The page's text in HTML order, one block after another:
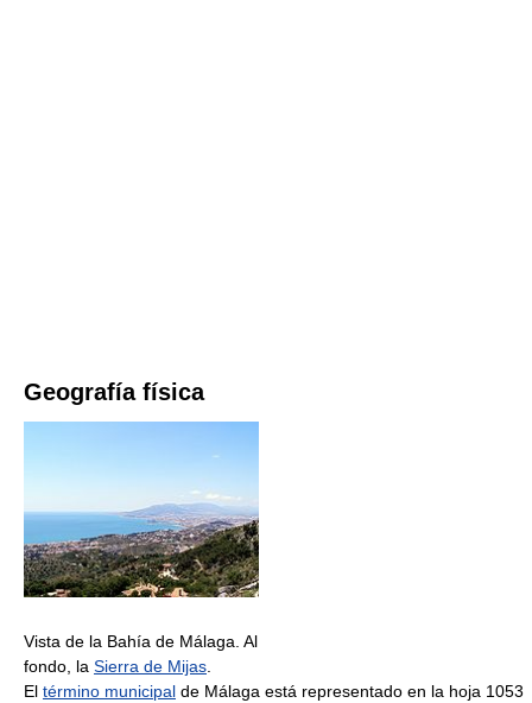
Geografía física
Vista de la Bahía de Málaga. Al
fondo, la Sierra de Mijas.
El término municipal de Málaga está representado en la hoja 1053